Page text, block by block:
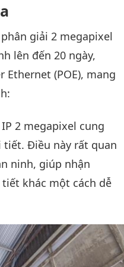
giải 2 megapixel
lên đến 20 ngày,
Ethernet (POE), mang
IP 2 megapixel cung
tiết. Điều này rất quan
ninh, giúp nhận
khác một cách dễ